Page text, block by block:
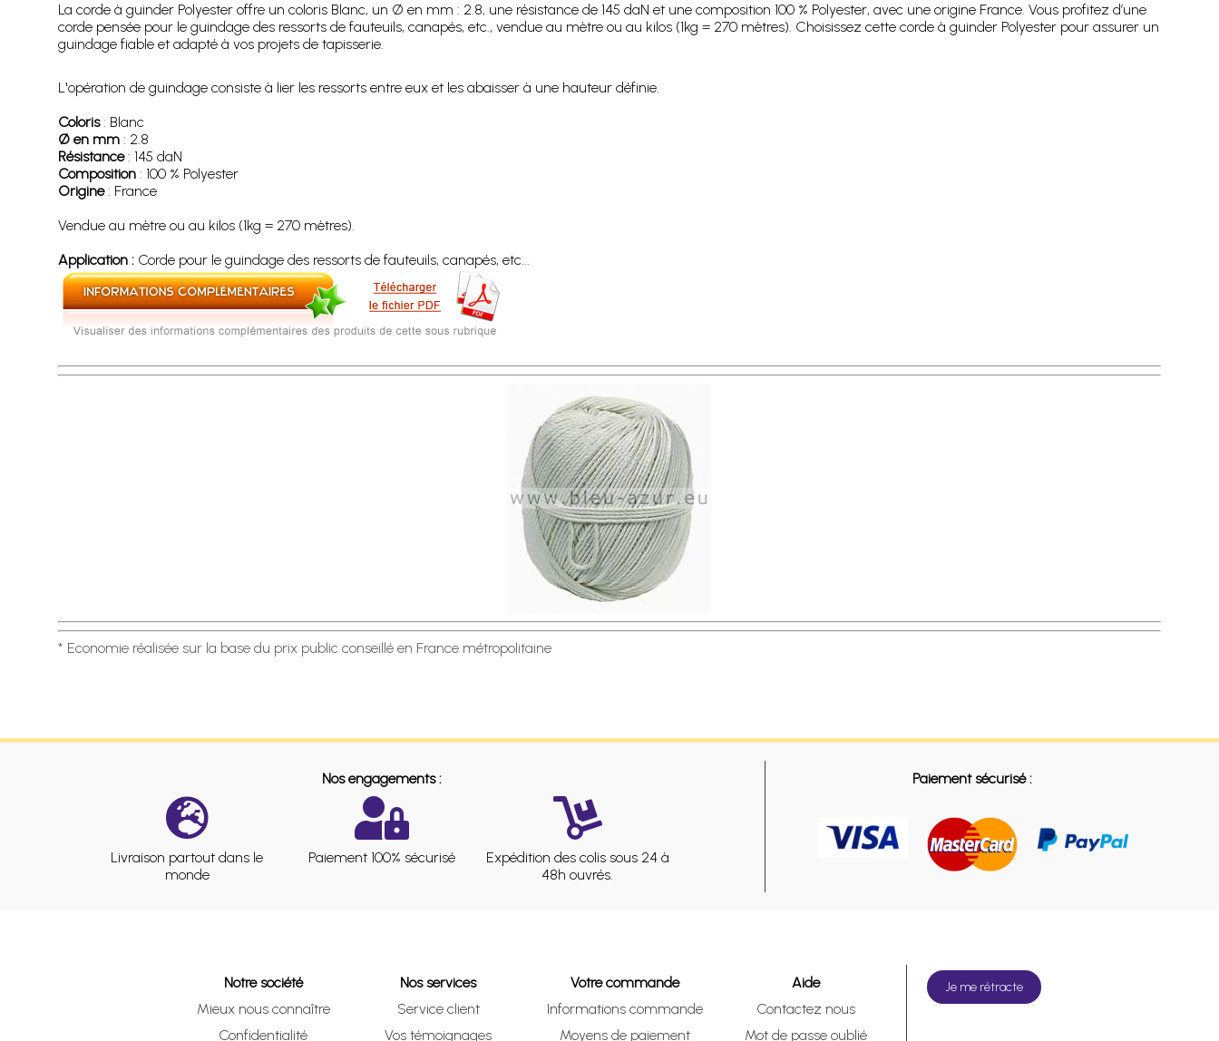
La corde à guinder Polyester offre un coloris Blanc, un Ø en mm : 2.8, une résistance de 145 daN et une composition 100 % Polyester, avec une origine France. Vous profitez d’une
corde pensée pour le guindage des ressorts de fauteuils, canapés, etc., vendue au mètre ou au kilos (1kg = 270 mètres). Choisissez cette corde à guinder Polyester pour assurer un
guindage fiable et adapté à vos projets de tapisserie.
L'opération de guindage consiste à lier les ressorts entre eux et les abaisser à une hauteur définie.
Coloris: Blanc
Ø en mm : 2.8
Résistance: 145 daN
Composition : 100 % Polyester
Origine: France
Vendue au mètre ou au kilos (1kg = 270 mètres).
Application :Corde pour le guindage des ressorts de fauteuils, canapés, etc...
* Economie réalisée sur la base du prix public conseillé en France métropolitaine
Nos engagements :
Livraison partout dans le
monde
Paiement 100% sécurisé
Expédition des colis sous 24 à
48h ouvrés.
Paiement sécurisé :
Notre société
Mieux nous connaître
Confidentialité
Nos services
Service client
Vos témoignages
Votre commande
Informations commande
Moyens de paiement
Aide
Contactez nous
Mot de passe oublié
Je me rétracte